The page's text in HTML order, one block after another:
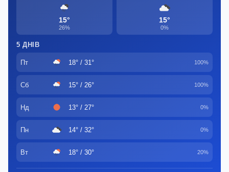
15°
26%
15°
0%
5 ДНІВ
Пт 18° / 31° 100%
Сб 15° / 26° 100%
Нд 13° / 27° 0%
Пн 14° / 32° 0%
Вт 18° / 30° 20%